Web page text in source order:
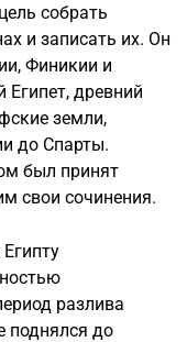
собрать
и записать их. Он
Финикии и
Египет, древний
земли,
до Спарты.
был принят
свои сочинения.
разлива
поднялся до